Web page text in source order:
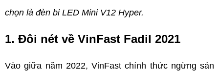
chọn là đèn bi LED Mini V12 Hyper.
1. Đôi nét về VinFast Fadil 2021
Vào giữa năm 2022, VinFast chính thức ngừng sản